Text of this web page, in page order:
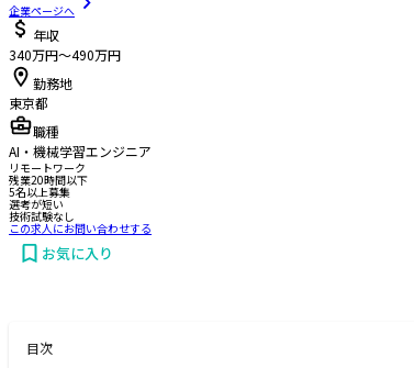
企業ページへ
年収
340万円〜490万円
勤務地
東京都
職種
AI・機械学習エンジニア
リモートワーク
残業20時間以下
5名以上募集
選考が短い
技術試験なし
この求人にお問い合わせする
お気に入り
目次